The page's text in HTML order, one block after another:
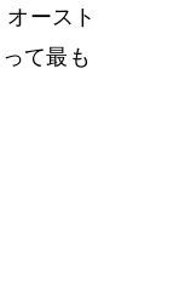
ースト
て最も